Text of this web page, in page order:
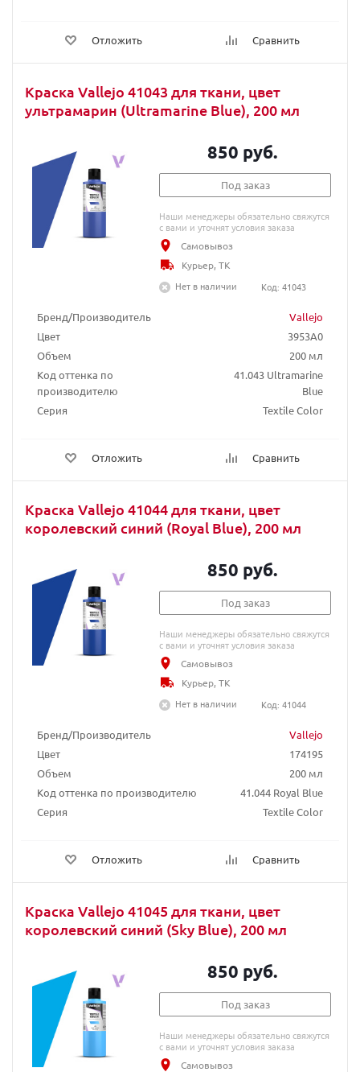
Отложить Сравнить
Краска Vallejo 41043 для ткани, цвет
ультрамарин (Ultramarine Blue), 200 мл
Бренд/Производитель
Vallejo
Цвет
3953A0
Объем
200 мл
Код оттенка по
производителю
41.043 Ultramarine
Blue
Серия
Textile Color
Отложить Сравнить
850 руб.
Под заказ
Наши менеджеры обязательно свяжутся
с вами и уточнят условия заказа
Самовывоз
Курьер, ТК
Нет в наличии
Код: 41043
Краска Vallejo 41044 для ткани, цвет
королевский синий (Royal Blue), 200 мл
Бренд/Производитель
Vallejo
Цвет
174195
Объем
200 мл
Код оттенка по производителю
41.044 Royal Blue
Серия
Textile Color
Отложить Сравнить
850 руб.
Под заказ
Наши менеджеры обязательно свяжутся
с вами и уточнят условия заказа
Самовывоз
Курьер, ТК
Нет в наличии
Код: 41044
Краска Vallejo 41045 для ткани, цвет
королевский синий (Sky Blue), 200 мл
850 руб.
Под заказ
Наши менеджеры обязательно свяжутся
с вами и уточнят условия заказа
Самовывоз